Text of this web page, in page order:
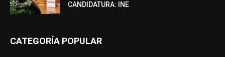
CANDIDATURA: INE
CATEGORÍA POPULAR